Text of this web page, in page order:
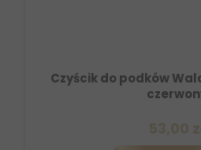
Czyścik do podków